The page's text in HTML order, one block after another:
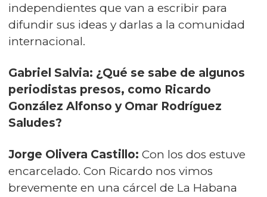
independientes que van a escribir para
difundir sus ideas y darlas a la comunidad
internacional.
Gabriel Salvia: ¿Qué se sabe de algunos
periodistas presos, como Ricardo
González Alfonso y Omar Rodríguez
Saludes?
Jorge Olivera Castillo: Con los dos estuve
encarcelado. Con Ricardo nos vimos
brevemente en una cárcel de La Habana